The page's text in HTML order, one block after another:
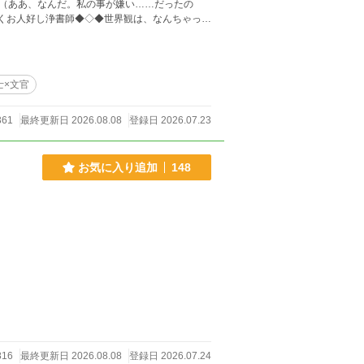
ああ、なんだ。私の事が嫌い……だったの
お人好し浄書師◆◇◆世界観は、なんちゃって
×文官
最終更新日 2026.08.08 登録日 2026.07.23
お気に入り追加 148
最終更新日 2026.08.08 登録日 2026.07.24